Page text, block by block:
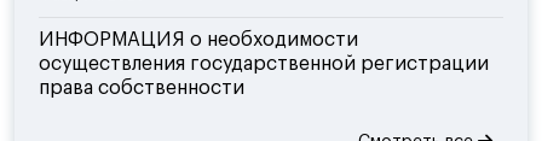
ИНФОРМАЦИЯ о необходимости
осуществления государственной регистрации
права собственности